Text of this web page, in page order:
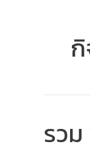
รว
10
คาเฟ่